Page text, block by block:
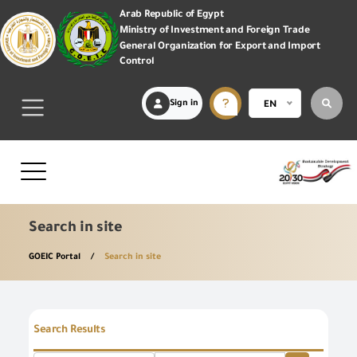
Arab Republic of Egypt
Ministry of Investment and Foreign Trade
General Organization for Export and Import
Control
Sign in EN
Search in site
GOEIC Portal Search in site
Search Results